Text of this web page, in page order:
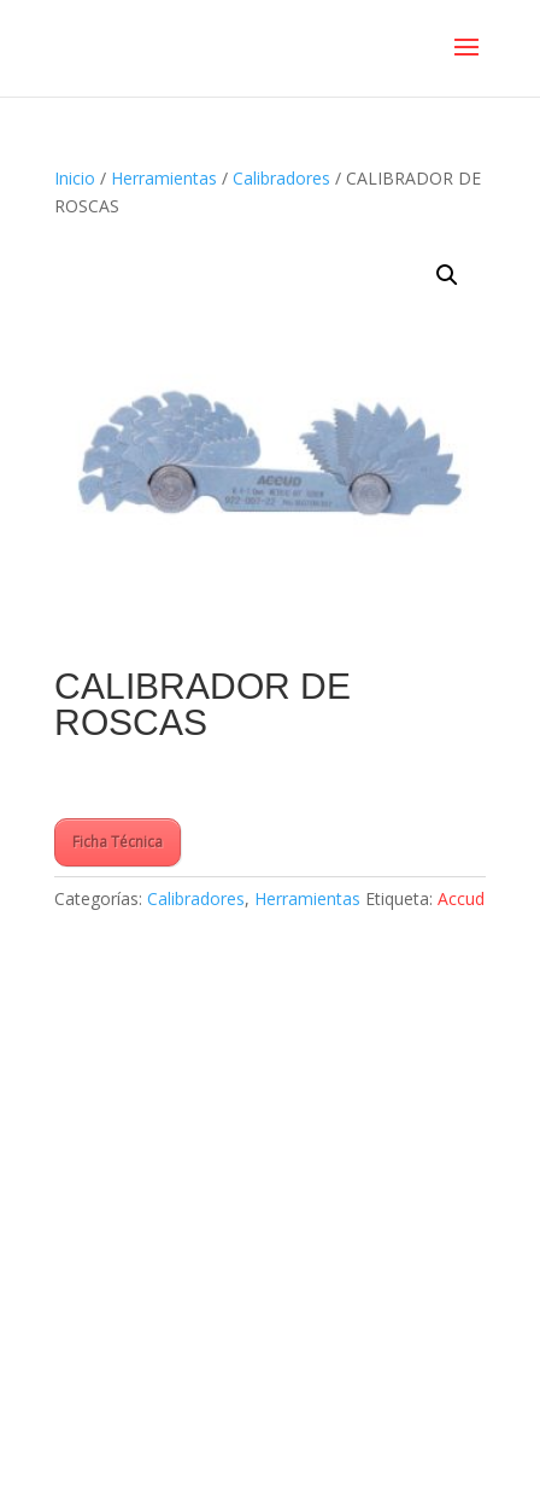
Inicio / Herramientas / Calibradores / CALIBRADOR DE
ROSCAS
CALIBRADOR DE
ROSCAS
Ficha Técnica
Categorías: Calibradores, Herramientas Etiqueta: Accud